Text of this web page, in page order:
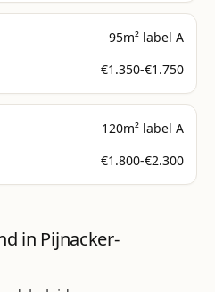
95m² label A
€1.350-€1.750
120m² label A
€1.800-€2.300
in Pijnacker-